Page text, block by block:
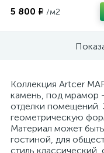
5 800 ₽ /м2
Коллекция Artcer
камень, под мрамор
отделки
геометрическую
Материал может
гостиной, для
стиль